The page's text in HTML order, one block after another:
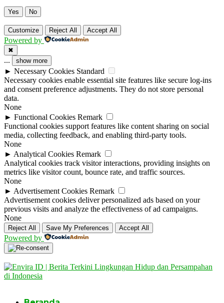
Yes No
Customize Reject All Accept All
Powered by
✖
... show more
► Necessary Cookies Standard
Necessary cookies enable essential site features like secure log-ins
and consent preference adjustments. They do not store personal
data.
None
► Functional Cookies Remark
Functional cookies support features like content sharing on social
media, collecting feedback, and enabling third-party tools.
None
► Analytical Cookies Remark
Analytical cookies track visitor interactions, providing insights on
metrics like visitor count, bounce rate, and traffic sources.
None
► Advertisement Cookies Remark
Advertisement cookies deliver personalized ads based on your
previous visits and analyze the effectiveness of ad campaigns.
None
Reject All Save My Preferences Accept All
Powered by